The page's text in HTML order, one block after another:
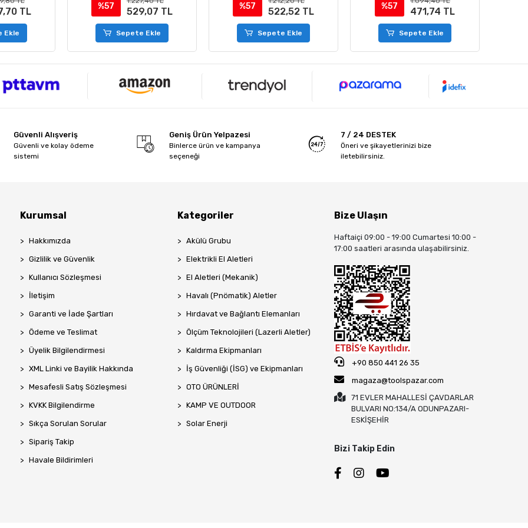
TL
Ekle
%57 529,07 TL
Sepete Ekle
%57 522,52 TL
Sepete Ekle
%57 471,74 TL
Sepete Ekle
Güvenli Alışveriş
Güvenli ve kolay ödeme
sistemi
Geniş Ürün Yelpazesi
Binlerce ürün ve kampanya
seçeneği
7 / 24 DESTEK
Öneri ve şikayetlerinizi bize
iletebilirsiniz.
Kurumsal
Hakkımızda
Gizlilik ve Güvenlik
Kullanıcı Sözleşmesi
İletişim
Garanti ve İade Şartları
Ödeme ve Teslimat
Üyelik Bilgilendirmesi
XML Linki ve Bayilik Hakkında
Mesafesli Satış Sözleşmesi
KVKK Bilgilendirme
Sıkça Sorulan Sorular
Sipariş Takip
Havale Bildirimleri
Kategoriler
Akülü Grubu
Elektrikli El Aletleri
El Aletleri (Mekanik)
Havalı (Pnömatik) Aletler
Hırdavat ve Bağlantı Elemanları
Ölçüm Teknolojileri (Lazerli Aletler)
Kaldırma Ekipmanları
İş Güvenliği (İSG) ve Ekipmanları
OTO ÜRÜNLERİ
KAMP VE OUTDOOR
Solar Enerji
Bize Ulaşın
Haftaiçi 09:00 - 19:00 Cumartesi 10:00 -
17:00 saatleri arasında ulaşabilirsiniz.
+90 850 441 26 35
magaza@toolspazar.com
71 EVLER MAHALLESİ ÇAVDARLAR
BULVARI NO:134/A ODUNPAZARI-
ESKİŞEHİR
Bizi Takip Edin